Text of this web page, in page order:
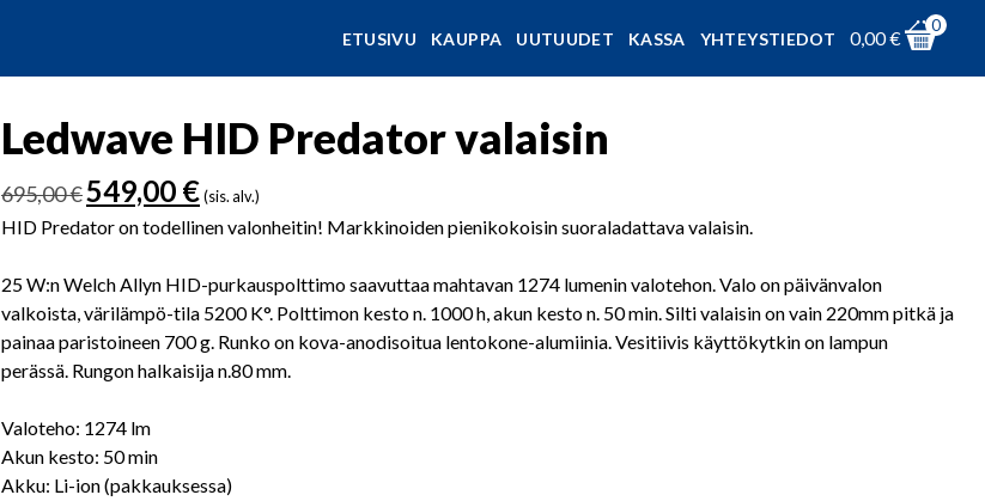
ETUSIVU KAUPPA UUTUUDET KASSA YHTEYSTIEDOT 0,00€
0
Ledwave HID Predator valaisin
695,00€ Alkuperäinen
hinta
oli:
549,00 €Nykyinen
hinta
on:
(sis. alv.)
HID Predator on todellinen valonheitin! Markkinoiden pienikokoisin suoraladattava valaisin.
25 W:n Welch Allyn HID-purkauspolttimo saavuttaa mahtavan 1274 lumenin valotehon. Valo on päivänvalon
valkoista, värilämpö-tila 5200 K°. Polttimon kesto n. 1000 h, akun kesto n. 50 min. Silti valaisin on vain 220mm pitkä ja
painaa paristoineen 700 g. Runko on kova-anodisoitua lentokone-alumiinia. Vesitiivis käyttökytkin on lampun
perässä. Rungon halkaisija n.80 mm.
Valoteho: 1274 lm
Akun kesto: 50 min
Akku: Li-ion (pakkauksessa)